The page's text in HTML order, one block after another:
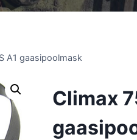
A1 gaasipoolmask
Climax